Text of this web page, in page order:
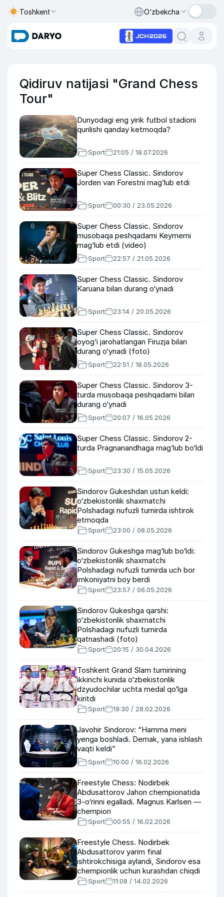
Toshkent O‘zbekcha
Qidiruv natijasi "Grand Chess
Tour"
Dunyodagi eng yirik futbol stadioni
qurilishi qanday ketmoqda?
Sport 21:05 / 18.07.2026
Super Chess Classic. Sindorov
Jorden van Forestni mag‘lub etdi
Sport 00:30 / 23.05.2026
Super Chess Classic. Sindorov
musobaqa peshqadami Keymerni
mag‘lub etdi (video)
Sport 22:57 / 21.05.2026
Super Chess Classic. Sindorov
Karuana bilan durang o‘ynadi
Sport 23:14 / 20.05.2026
Super Chess Classic. Sindorov
oyog‘i jarohatlangan Firuzja bilan
durang o‘ynadi (foto)
Sport 22:51 / 18.05.2026
Super Chess Classic. Sindorov 3-
turda musobaqa peshqadami bilan
durang o‘ynadi
Sport 20:07 / 16.05.2026
Super Chess Classic. Sindorov 2-
turda Pragnanandhaga mag‘lub bo‘ldi
Sport 23:30 / 15.05.2026
Sindorov Gukeshdan ustun keldi:
o‘zbekistonlik shaxmatchi
Polshadagi nufuzli turnirda ishtirok
etmoqda
Sport 23:00 / 08.05.2026
Sindorov Gukeshga mag‘lub bo‘ldi:
o‘zbekistonlik shaxmatchi
Polshadagi nufuzli turnirda uch bor
imkoniyatni boy berdi
Sport 23:57 / 06.05.2026
Sindorov Gukeshga qarshi:
o‘zbekistonlik shaxmatchi
Polshadagi nufuzli turnirda
qatnashadi (foto)
Sport 20:15 / 30.04.2026
Toshkent Grand Slam turnirining
ikkinchi kunida o‘zbekistonlik
dzyudochilar uchta medal qo‘lga
kiritdi
Sport 19:30 / 28.02.2026
Javohir Sindorov: “Hamma meni
yenga boshladi. Demak, yana ishlash
vaqti keldi”
Sport 10:00 / 16.02.2026
Freestyle Chess: Nodirbek
Abdusattorov Jahon chempionatida
3-o‘rinni egalladi. Magnus Karlsen —
chempion
Sport 00:55 / 16.02.2026
Freestyle Chess. Nodirbek
Abdusattorov yarim final
ishtirokchisiga aylandi, Sindorov esa
chempionlik uchun kurashdan chiqdi
Sport 11:08 / 14.02.2026